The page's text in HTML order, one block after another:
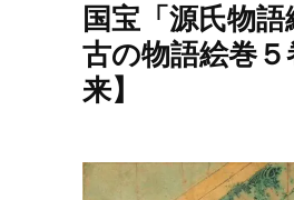
国宝「源氏物
古の物語絵巻
来】